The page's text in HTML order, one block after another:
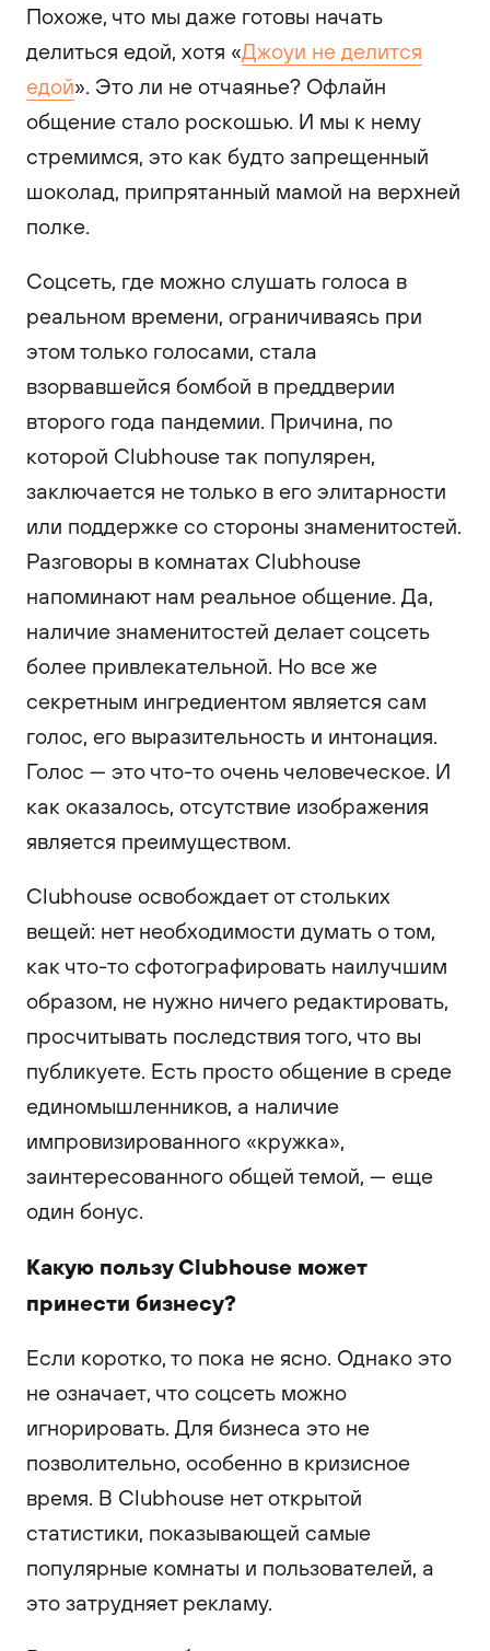
Похоже, что мы даже готовы начать
делиться едой, хотя «Джоуи не делится
едой». Это ли не отчаянье? Офлайн
общение стало роскошью. И мы к нему
стремимся, это как будто запрещенный
шоколад, припрятанный мамой на верхней
полке.
Соцсеть, где можно слушать голоса в
реальном времени, ограничиваясь при
этом только голосами, стала
взорвавшейся бомбой в преддверии
второго года пандемии. Причина, по
которой Clubhouse так популярен,
заключается не только в его элитарности
или поддержке со стороны знаменитостей.
Разговоры в комнатах Clubhouse
напоминают нам реальное общение. Да,
наличие знаменитостей делает соцсеть
более привлекательной. Но все же
секретным ингредиентом является сам
голос, его выразительность и интонация.
Голос — это что-то очень человеческое. И
как оказалось, отсутствие изображения
является преимуществом.
Clubhouse освобождает от стольких
вещей: нет необходимости думать о том,
как что-то сфотографировать наилучшим
образом, не нужно ничего редактировать,
просчитывать последствия того, что вы
публикуете. Есть просто общение в среде
единомышленников, а наличие
импровизированного «кружка»,
заинтересованного общей темой, — еще
один бонус.
Какую пользу Clubhouse может
принести бизнесу?
Если коротко, то пока не ясно. Однако это
не означает, что соцсеть можно
игнорировать. Для бизнеса это не
позволительно, особенно в кризисное
время. В Clubhouse нет открытой
статистики, показывающей самые
популярные комнаты и пользователей, а
это затрудняет рекламу.